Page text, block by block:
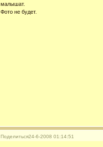
малышат.
Фото не будет.
Поделиться24-6-2008 01:14:51